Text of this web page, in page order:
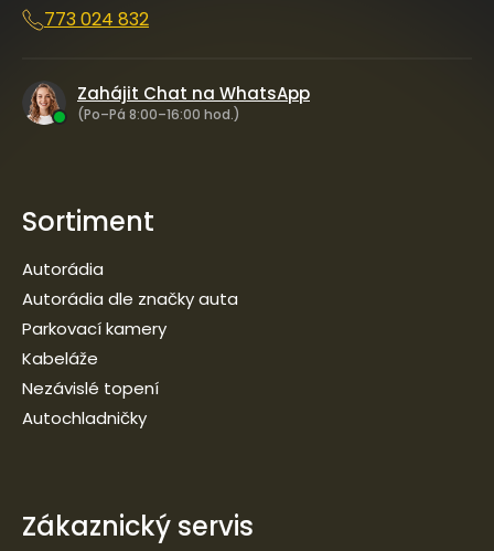
773 024 832
Zahájit Chat na WhatsApp
(Po–Pá 8:00–16:00 hod.)
Sortiment
Autorádia
Autorádia dle značky auta
Parkovací kamery
Kabeláže
Nezávislé topení
Autochladničky
Zákaznický servis